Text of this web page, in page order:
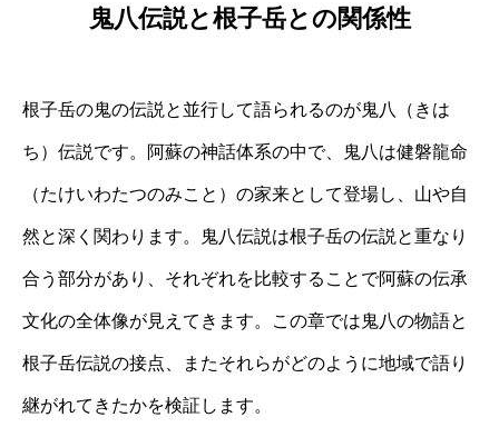
鬼八伝説と根子岳との関係性
根子岳の鬼の伝説と並行して語られるのが鬼八（きは
ち）伝説です。阿蘇の神話体系の中で、鬼八は健磐龍命
（たけいわたつのみこと）の家来として登場し、山や自
然と深く関わります。鬼八伝説は根子岳の伝説と重なり
合う部分があり、それぞれを比較することで阿蘇の伝承
文化の全体像が見えてきます。この章では鬼八の物語と
根子岳伝説の接点、またそれらがどのように地域で語り
継がれてきたかを検証します。